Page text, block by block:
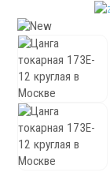
Кулачки токарные
Цанги токарные
Аксессуары для
Инструментальная